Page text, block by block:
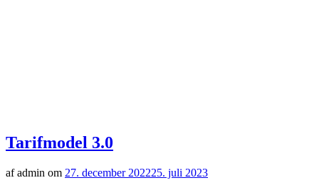
Tarifmodel 3.0
af admin om 27. december 202225. juli 2023